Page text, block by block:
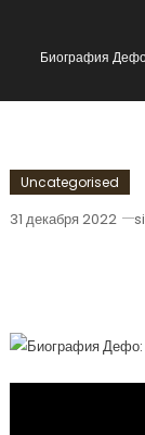
Биография
Uncategorised
31 декабря 2022